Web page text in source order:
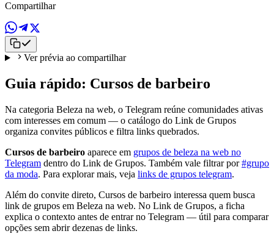
Compartilhar
Ver prévia ao compartilhar
Guia rápido: Cursos de barbeiro
Na categoria Beleza na web, o Telegram reúne comunidades ativas
com interesses em comum — o catálogo do Link de Grupos
organiza convites públicos e filtra links quebrados.
Cursos de barbeiro aparece em grupos de beleza na web no
Telegram dentro do Link de Grupos. Também vale filtrar por#grupo
da moda. Para explorar mais, veja links de grupos telegram.
Além do convite direto, Cursos de barbeiro interessa quem busca
link de grupos em Beleza na web. No Link de Grupos, a ficha
explica o contexto antes de entrar no Telegram — útil para comparar
opções sem abrir dezenas de links.